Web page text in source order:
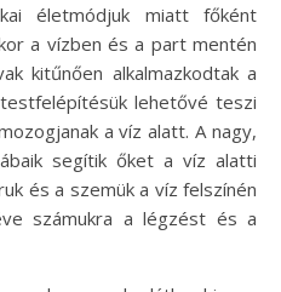
életmódjuk miatt főként
a vízben és a part mentén
kitűnően alkalmazkodtak a
lehetővé teszi
a víz alatt. A nagy,
segítik őket a víz alatti
és a szemük a víz felszínén
számukra a légzést és a